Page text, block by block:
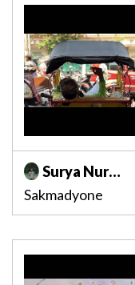
Surya Nur
Indrawan
Sakmadyone